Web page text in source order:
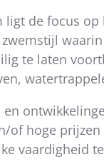
de focus
zwemstijl
te laten
of hoge
vaardigheid